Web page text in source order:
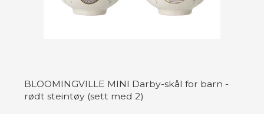
BLOOMINGVILLE MINI Darby-skål for barn -
rødt steintøy (sett med 2)